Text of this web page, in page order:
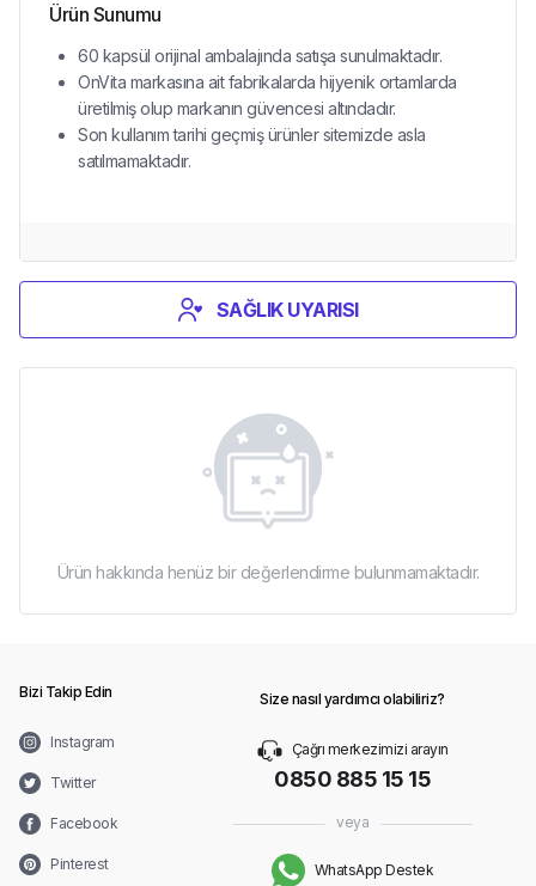
Ürün Sunumu
60 kapsül orijinal ambalajında satışa sunulmaktadır.
OnVita markasına ait fabrikalarda hijyenik ortamlarda
üretilmiş olup markanın güvencesi altındadır.
Son kullanım tarihi geçmiş ürünler sitemizde asla
satılmamaktadır.
SAĞLIK UYARISI
Ürün hakkında henüz bir değerlendirme bulunmamaktadır.
Bizi Takip Edin
Instagram
Twitter
Facebook
Pinterest
Size nasıl yardımcı olabiliriz?
Çağrı merkezimizi arayın
0850 885 15 15
veya
WhatsApp Destek